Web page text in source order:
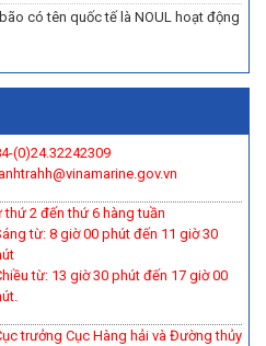
có tên quốc tế là NOUL hoạt động
(0)24.32242309
thứ 2 đến thứ 6 hàng tuần
từ: 8 giờ 00 phút đến 11 giờ 30
từ: 13 giờ 30 phút đến 17 giờ 00
trưởng Cục Hàng hải và Đường thủy